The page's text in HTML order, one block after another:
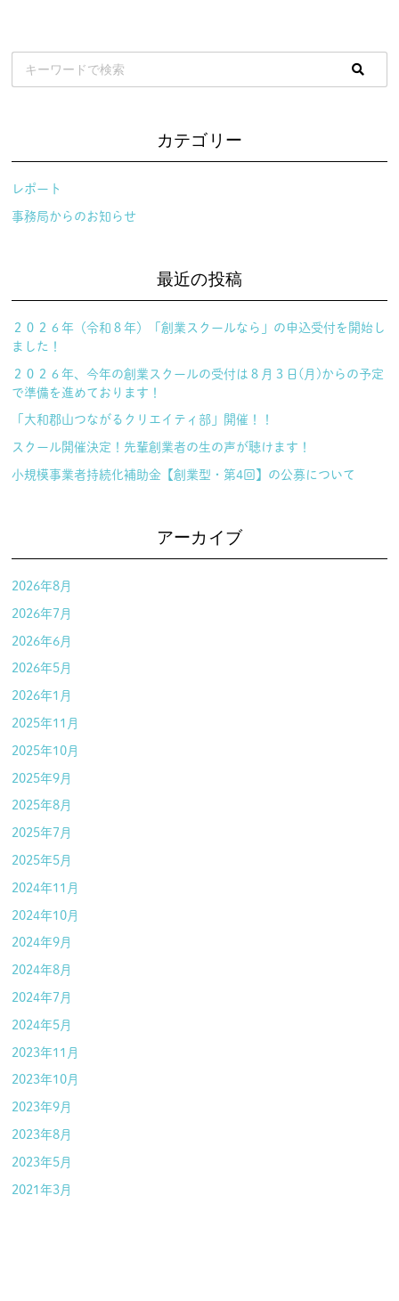
カテゴリー
レポート
事務局からのお知らせ
最近の投稿
２０２６年（令和８年）「創業スクールなら」の申込受付を開始し
ました！
２０２６年、今年の創業スクールの受付は８月３日(月)からの予定
で準備を進めております！
「大和郡山つながるクリエイティ部」開催！！
スクール開催決定！先輩創業者の生の声が聴けます！
小規模事業者持続化補助金【創業型・第4回】の公募について
アーカイブ
2026年8月
2026年7月
2026年6月
2026年5月
2026年1月
2025年11月
2025年10月
2025年9月
2025年8月
2025年7月
2025年5月
2024年11月
2024年10月
2024年9月
2024年8月
2024年7月
2024年5月
2023年11月
2023年10月
2023年9月
2023年8月
2023年5月
2021年3月